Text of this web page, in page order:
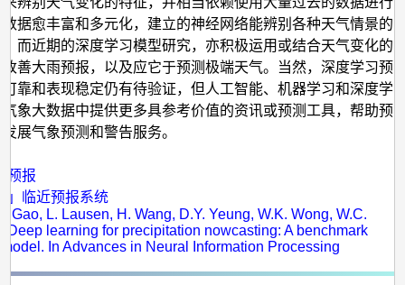
据愈丰富和多元化，建立的神经网络能辨别各种天气情景的
而近期的深度学习模型研究，亦积极运用或结合天气变化的
善大雨预报，以及应它于预测极端天气。当然，深度学习预
靠和表现稳定仍有待验证，但人工智能、机器学习和深度学
象大数据中提供更多具参考价值的资讯或预测工具，帮助预
展气象预测和警告服务。
预报
」临近预报系统
Gao, L. Lausen, H. Wang, D.Y. Yeung, W.K. Wong, W.C.
Deep learning for precipitation nowcasting: A benchmark
In Advances in Neural Information Processing